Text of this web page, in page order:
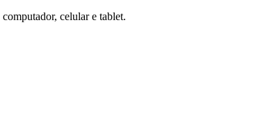
celular e tablet.